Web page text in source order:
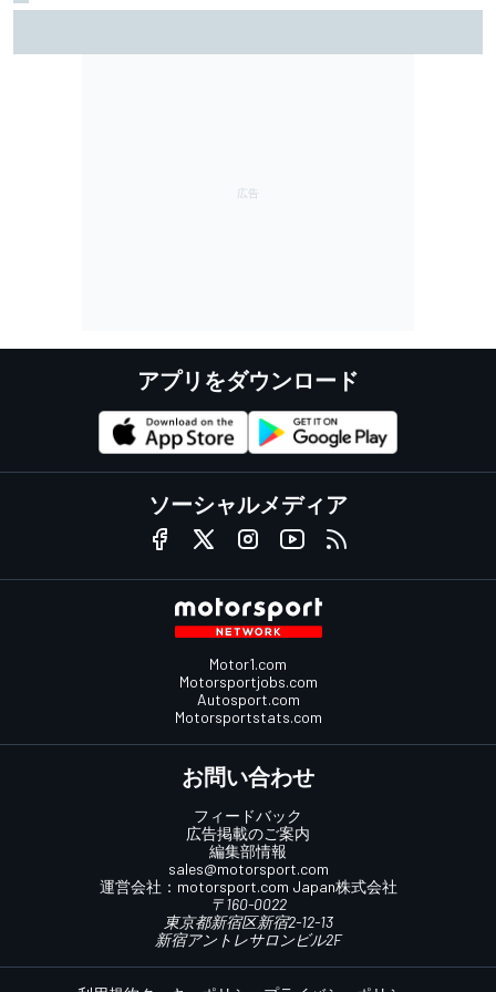
のポテンシャルを証明できた」
アプリをダウンロード
ソーシャルメディア
Motor1.com
Motorsportjobs.com
Autosport.com
Motorsportstats.com
お問い合わせ
フィードバック
広告掲載のご案内
編集部情報
sales@motorsport.com
運営会社： motorsport.com Japan株式会社
〒160-0022
東京都新宿区新宿2-12-13
新宿アントレサロンビル2F